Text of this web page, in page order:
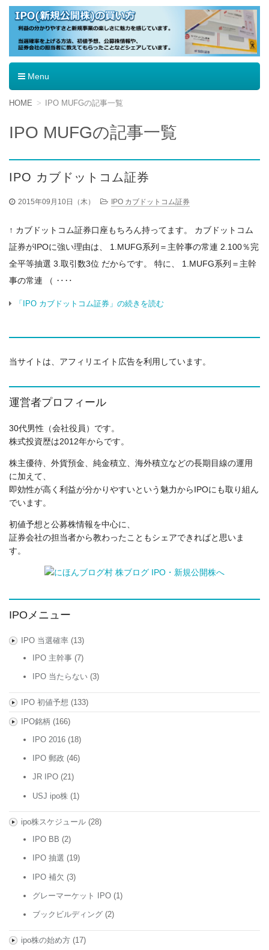
IPO（新規公開株）の買い方
Menu
コ
テ
ン
へ
移
動
HOME IPO MUFGの記事一覧
IPO MUFGの記事一覧
IPO カブドットコム証券
2015年09月10日（木） IPO カブドットコム証券
↑ カブドットコム証券口座もちろん持ってます。 カブドットコム
証券がIPOに強い理由は、 1.MUFG系列＝主幹事の常連 2.100％完
全平等抽選 3.取引数3位 だからです。 特に、 1.MUFG系列＝主幹
事の常連 （ ‥‥
「IPO カブドットコム証券」の続きを読む
当サイトは、アフィリエイト広告を利用しています。
運営者プロフィール
30代男性（会社役員）です。
株式投資歴は2012年からです。
株主優待、外貨預金、純金積立、海外積立などの長期目線の運用
に加えて、
即効性が高く利益が分かりやすいという魅力からIPOにも取り組ん
でいます。
初値予想と公募株情報を中心に、
証券会社の担当者から教わったこともシェアできればと思いま
す。
IPOメニュー
IPO 当選確率(13)
IPO 主幹事 (7)
IPO 当たらない (3)
IPO 初値予想 (133)
IPO銘柄 (166)
IPO 2016 (18)
IPO 郵政 (46)
JR IPO (21)
USJ ipo株 (1)
ipo株スケジュール(28)
IPO BB (2)
IPO 抽選 (19)
IPO 補欠 (3)
グレーマーケット IPO (1)
ブックビルディング (2)
ipo株の始め方(17)